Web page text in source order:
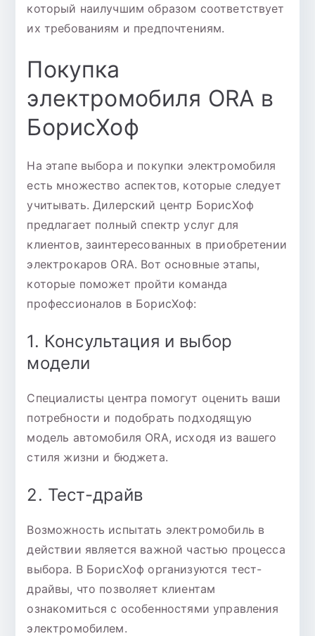
который наилучшим образом соответствует
их требованиям и предпочтениям.
Покупка
электромобиля ORA в
БорисХоф
На этапе выбора и покупки электромобиля
есть множество аспектов, которые следует
учитывать. Дилерский центр БорисХоф
предлагает полный спектр услуг для
клиентов, заинтересованных в приобретении
электрокаров ORA. Вот основные этапы,
которые поможет пройти команда
профессионалов в БорисХоф:
1. Консультация и выбор
модели
Специалисты центра помогут оценить ваши
потребности и подобрать подходящую
модель автомобиля ORA, исходя из вашего
стиля жизни и бюджета.
2. Тест-драйв
Возможность испытать электромобиль в
действии является важной частью процесса
выбора. В БорисХоф организуются тест-
драйвы, что позволяет клиентам
ознакомиться с особенностями управления
электромобилем.